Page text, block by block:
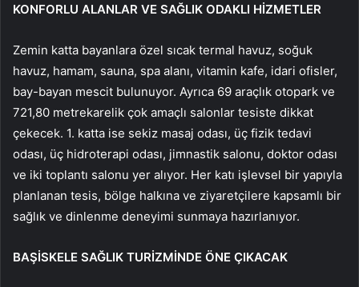
KONFORLU ALANLAR VE SAĞLIK ODAKLI HİZMETLER
Zemin katta bayanlara özel sıcak termal havuz, soğuk
havuz, hamam, sauna, spa alanı, vitamin kafe, idari ofisler,
bay-bayan mescit bulunuyor. Ayrıca 69 araçlık otopark ve
721,80 metrekarelik çok amaçlı salonlar tesiste dikkat
çekecek. 1. katta ise sekiz masaj odası, üç fizik tedavi
odası, üç hidroterapi odası, jimnastik salonu, doktor odası
ve iki toplantı salonu yer alıyor. Her katı işlevsel bir yapıyla
planlanan tesis, bölge halkına ve ziyaretçilere kapsamlı bir
sağlık ve dinlenme deneyimi sunmaya hazırlanıyor.
BAŞİSKELE SAĞLIK TURİZMİNDE ÖNE ÇIKACAK